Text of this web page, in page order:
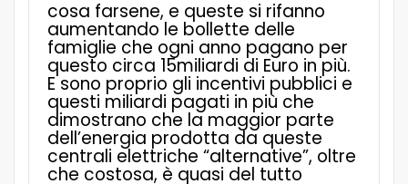
cosa farsene, e queste si rifanno
aumentando le bollette delle
famiglie che ogni anno pagano per
questo circa 15miliardi di Euro in più.
E sono proprio gli incentivi pubblici e
questi miliardi pagati in più che
dimostrano che la maggior parte
dell’energia prodotta da queste
centrali elettriche “alternative”, oltre
che costosa, è quasi del tutto